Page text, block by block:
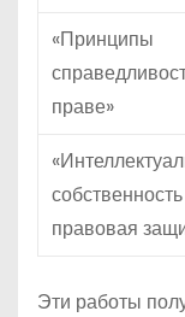
«Принципы
праве»
правовая
Эти работы